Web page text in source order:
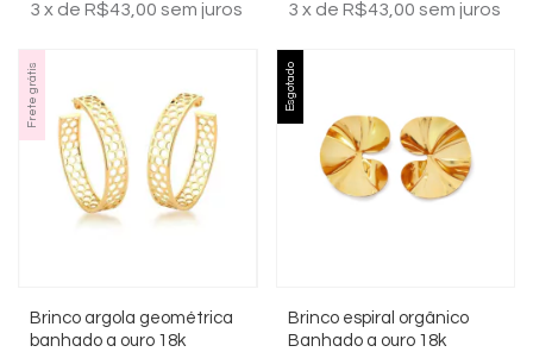
3 x de R$43,00 sem juros
3 x de R$43,00 sem juros
Frete grátis
Brinco argola geométrica
banhado a ouro 18k
Esgotado
Brinco espiral orgânico
Banhado a ouro 18k